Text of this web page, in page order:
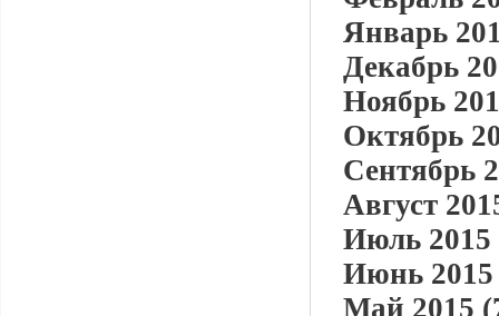
Январь
Декабрь
Ноябрь
Октябрь
Сентябрь
Август
Июль 2015
Июнь 2015
Май 2015